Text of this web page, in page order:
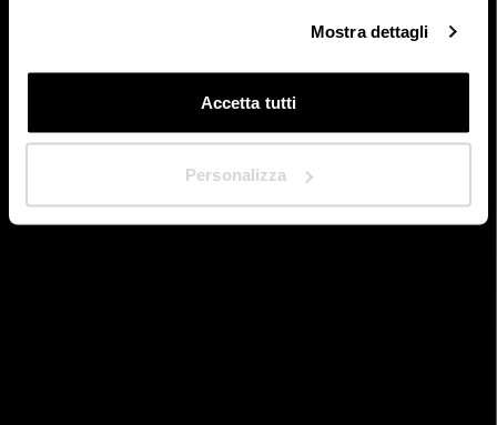
Mostra dettagli
Accetta tutti
Personalizza
Suivant